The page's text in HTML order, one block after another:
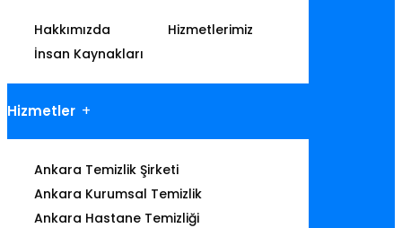
Hakkımızda
Hizmetlerimiz
İnsan Kaynakları
Hizmetler
Ankara Temizlik Şirketi
Ankara Kurumsal Temizlik
Ankara Hastane Temizliği